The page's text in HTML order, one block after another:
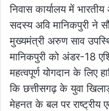
निवास कार्यालय में
सदस्य अवि मानिकपुरी ने
मुख्यमंत्री अरुण साव
मानिकपुरी को अंडर-18
महत्वपूर्ण योगदान के लिए
कि छत्तीसगढ़ के युवा
मेहनत के बल पर राष्ट्रीय